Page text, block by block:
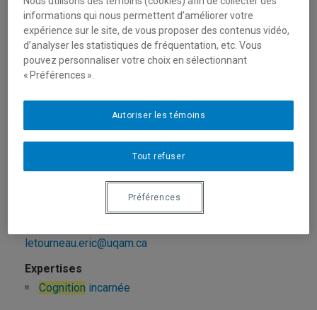
capozzi.francesca@uqam.ca
Cognitionsociale
Lejeune, Albert
lejeune.albert@uqam.ca
Cognition
Létourneau, Éric
letourneau.eric@uqam.ca
Cognition incarnée
informations qui nous permettent d’améliorer votre
expérience sur le site, de vous proposer des contenus vidéo,
d’analyser les statistiques de fréquentation, etc. Vous
pouvez personnaliser votre choix en sélectionnant
« Préférences ».
Tout refuser
Autoriser les témoins
Préférences